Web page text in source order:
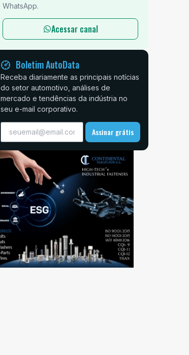
WhatsApp.
Acessar canal
Boletim AutoData
Receba diariamente as principais notícias
do setor automotivo, análises de
mercado e tendências da indústria no
seu e-mail corporativo.
Assinar grátis